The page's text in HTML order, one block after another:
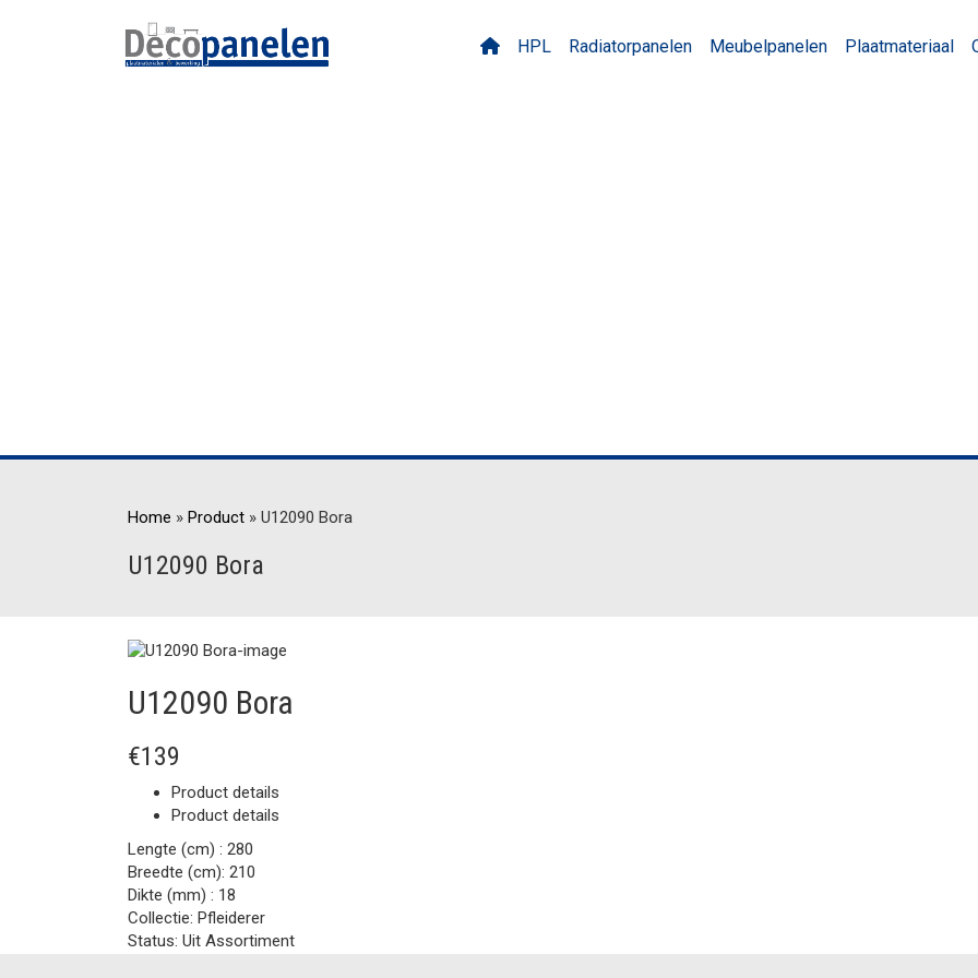
HPL Radiatorpanelen Meubelpanelen Plaatmateriaal
Home » Product » U12090 Bora
U12090 Bora
U12090 Bora
€139
Product details
Product details
Lengte (cm) : 280
Breedte (cm): 210
Dikte (mm) : 18
Collectie: Pfleiderer
Status: Uit Assortiment